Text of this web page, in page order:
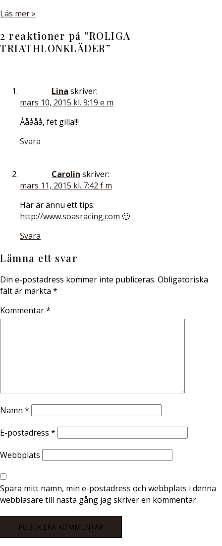
Läs mer »
2 reaktioner på ”ROLIGA
TRIATHLONKLÄDER”
Lina skriver:
mars 10, 2015 kl. 9:19 e m
Ååååå, fet gilla!!!
Svara
Carolin skriver:
mars 11, 2015 kl. 7:42 f m
Här är ännu ett tips:
http://www.soasracing.com 🙂
Svara
Lämna ett svar
Din e-postadress kommer inte publiceras. Obligatoriska
fält är märkta *
Kommentar*
Namn *
E-postadress *
Webbplats
Spara mitt namn, min e-postadress och webbplats i denna
webbläsare till nästa gång jag skriver en kommentar.